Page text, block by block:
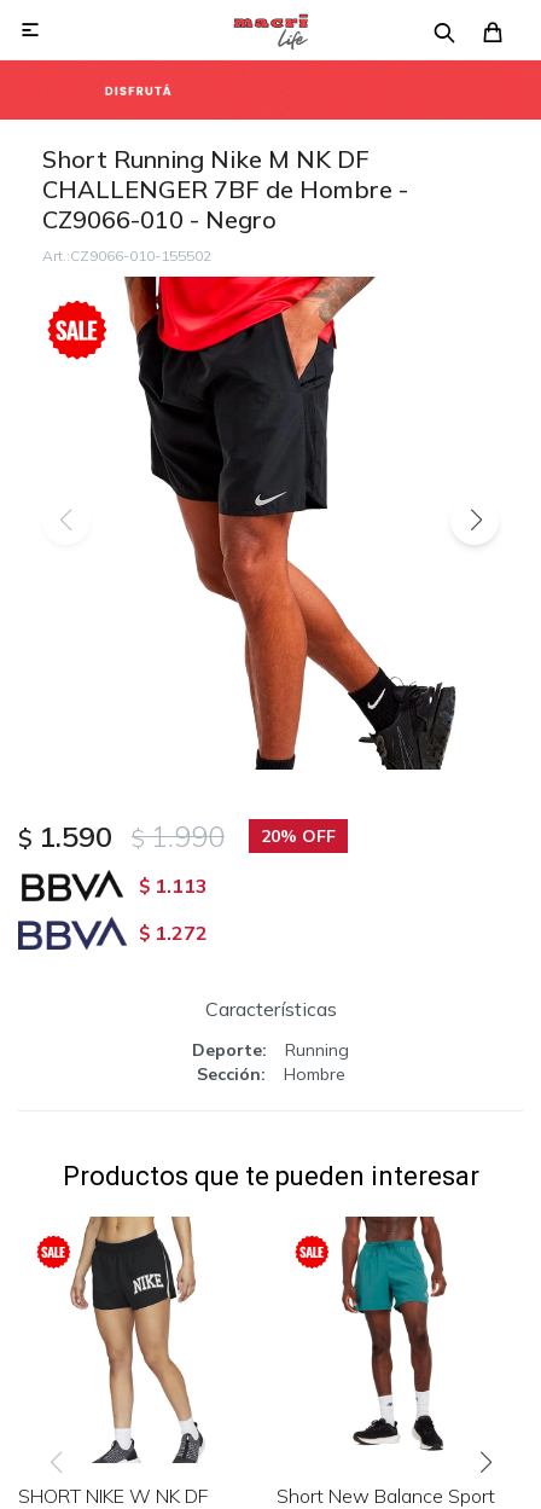

Short Running Nike M NK DF
CHALLENGER 7BF de Hombre -
CZ9066-010 - Negro
CZ9066-010-155502
$ 1.590 $ 1.990 20
$ 1.113
$ 1.272
Características
Deporte
Running
Sección
Hombre
Productos que te pueden interesar
SHORT NIKE W NK DF
Short New Balance Sport